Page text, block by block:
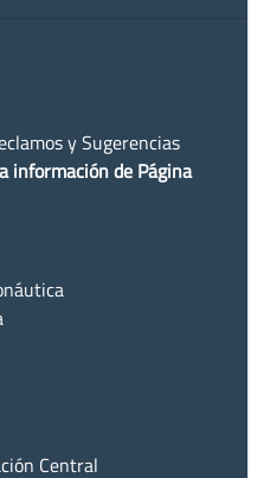
y Sugerencias
información de Página
Central